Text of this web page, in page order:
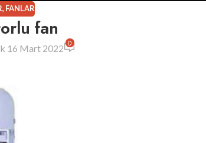
, FANLAR
fan
16 Mart 2022 0